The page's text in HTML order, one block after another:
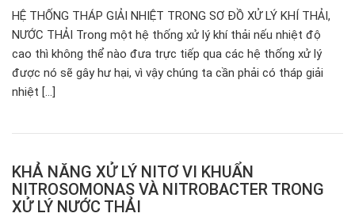
HỆ THỐNG THÁP GIẢI NHIỆT TRONG SƠ ĐỒ XỬ LÝ KHÍ THẢI,
NƯỚC THẢI Trong một hệ thống xử lý khí thải nếu nhiệt độ
cao thì không thể nào đưa trực tiếp qua các hệ thống xử lý
được nó sẽ gây hư hại, vì vậy chúng ta cần phải có tháp giải
nhiệt […]
KHẢ NĂNG XỬ LÝ NITƠ VI KHUẨN
NITROSOMONAS VÀ NITROBACTER TRONG
XỬ LÝ NƯỚC THẢI